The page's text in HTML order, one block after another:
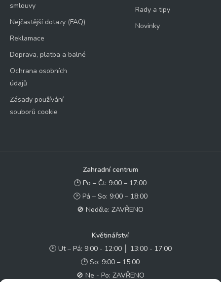
smlouvy
Nejčastější dotazy (FAQ)
Reklamace
Doprava, platba a balné
Ochrana osobních
údajů
Zásady používání
souborů cookie
Rady a tipy
Novinky
Zahradní centrum
🕑 Po – Čt: 9:00 – 17:00
🕑 Pá – So: 9:00 – 18:00
🚫 Neděle: ZAVŘENO
Květinářství
🕑 Ut – Pá: 9:00 - 12:00 │ 13:00 - 17:00
🕑 So: 9:00 – 15:00
🚫 Ne - Po: ZAVŘENO